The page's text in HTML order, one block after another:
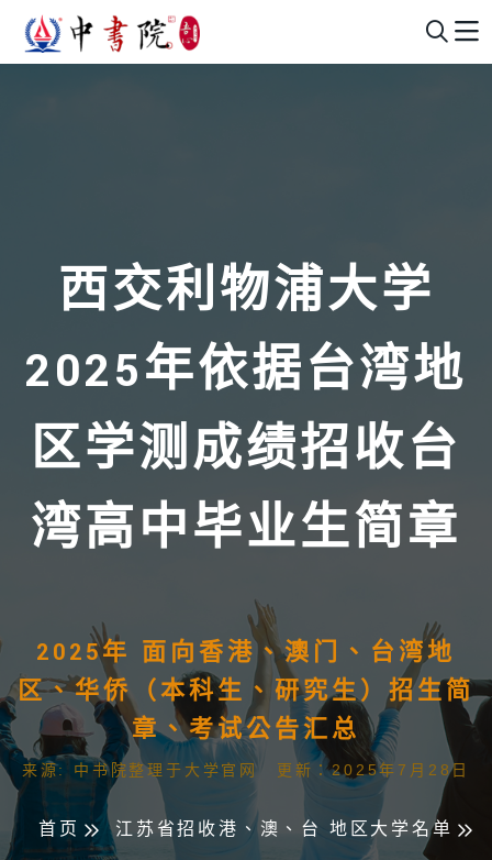
西交利物浦大学
2025年依据台湾地
区学测成绩招收台
湾高中毕业生简章
2025年 面向香港、澳门、台湾地
区、华侨（本科生、研究生）招生简
章、考试公告汇总
来源: 中书院整理于大学官网 更新：2025年7月28日
首页 江苏省招收港、澳、台 地区大学名单